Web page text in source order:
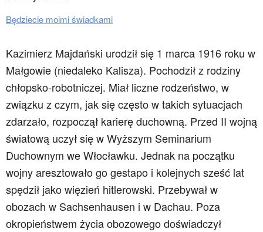
Będziecie moimi świadkami
Kazimierz Majdański urodził się 1 marca 1916 roku w
Małgowie (niedaleko Kalisza). Pochodził z rodziny
chłopsko-robotniczej. Miał liczne rodzeństwo, w
związku z czym, jak się często w takich sytuacjach
zdarzało, rozpoczął karierę duchowną. Przed II wojną
światową uczył się w Wyższym Seminarium
Duchownym we Włocławku. Jednak na początku
wojny aresztowało go gestapo i kolejnych sześć lat
spędził jako więzień hitlerowski. Przebywał w
obozach w Sachsenhausen i w Dachau. Poza
okropieństwem życia obozowego doświadczył